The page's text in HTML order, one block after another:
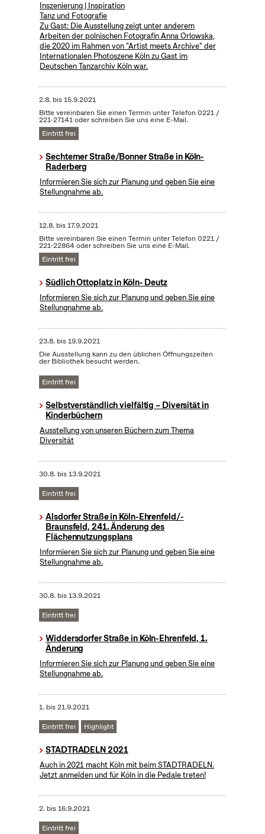
Inszenierung | Inspiration
Tanz und Fotografie
Zu Gast: Die Ausstellung zeigt unter anderem
Arbeiten der polnischen Fotografin Anna Orlowska,
die 2020 im Rahmen von "Artist meets Archive" der
Internationalen Photoszene Köln zu Gast im
Deutschen Tanzarchiv Köln war.
2.8. bis15.9.2021
Bitte vereinbaren Sie einen Termin unter Telefon 0221 /
221-27141 oder schreiben Sie uns eine E-Mail.
Eintritt frei
Sechtemer Straße/Bonner Straße in Köln-
Raderberg
Informieren Sie sich zur Planung und geben Sie eine
Stellungnahme ab.
12.8. bis17.9.2021
Bitte vereinbaren Sie einen Termin unter Telefon 0221 /
221-22864 oder schreiben Sie uns eine E-Mail.
Eintritt frei
Südlich Ottoplatz in Köln- Deutz
Informieren Sie sich zur Planung und geben Sie eine
Stellungnahme ab.
23.8. bis19.9.2021
Die Ausstellung kann zu den üblichen Öffnungszeiten
der Bibliothek besucht werden.
Eintritt frei
Selbstverständlich vielfältig – Diversität in
Kinderbüchern
Ausstellung von unseren Büchern zum Thema
Diversität
30.8. bis13.9.2021
Eintritt frei
Alsdorfer Straße in Köln-Ehrenfeld/-
Braunsfeld, 241. Änderung des
Flächennutzungsplans
Informieren Sie sich zur Planung und geben Sie eine
Stellungnahme ab.
30.8. bis13.9.2021
Eintritt frei
Widdersdorfer Straße in Köln-Ehrenfeld, 1.
Änderung
Informieren Sie sich zur Planung und geben Sie eine
Stellungnahme ab.
1. bis21.9.2021
Eintritt frei Highlight
STADTRADELN 2021
Auch in 2021 macht Köln mit beim STADTRADELN.
Jetzt anmelden und für Köln in die Pedale treten!
2. bis16.9.2021
Eintritt frei